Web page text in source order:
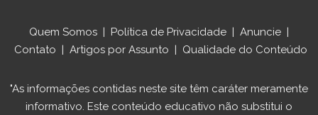
Quem Somos | Política de Privacidade | Anuncie |
Contato | Artigos por Assunto | Qualidade do Conteúdo
"As informações contidas neste site têm caráter meramente
informativo. Este conteúdo educativo não substitui o